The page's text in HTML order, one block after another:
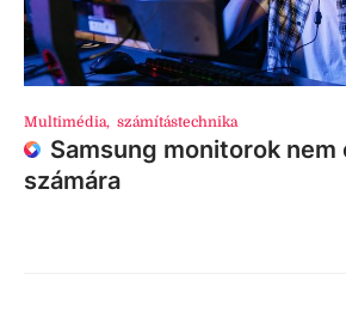
Multimédia, számítástechnika
Samsung monitorok nem
számára